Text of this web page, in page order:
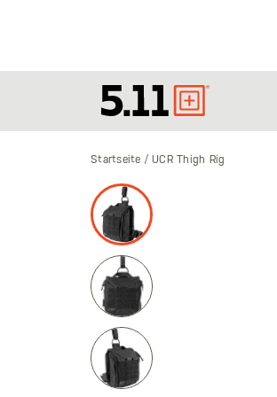
Tactical
Gear
Startseite UCR Thigh Rig
Zum
Ende
der
Bildgalerie
springen